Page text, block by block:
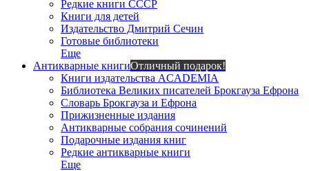
Редкие книги СССР
Книги для детей
Издательство Дмитрий Сечин
Готовые библиотеки
Еще
Антикварные книгиОтличный подарок!
Книги издательства ACADEMIA
Библиотека Великих писателей Брокгауза Ефрона
Словарь Брокгауза и Ефрона
Прижизненные издания
Антикварные собрания сочинений
Подарочные издания книг
Редкие антикварные книги
Еще